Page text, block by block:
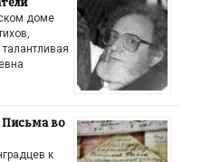
доме
Письма во
к